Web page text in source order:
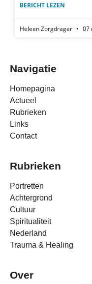
BERICHT LEZEN
Heleen Zorgdrager 07
Navigatie
Homepagina
Actueel
Rubrieken
Links
Contact
Rubrieken
Portretten
Achtergrond
Cultuur
Spiritualiteit
Nederland
Trauma & Healing
Over